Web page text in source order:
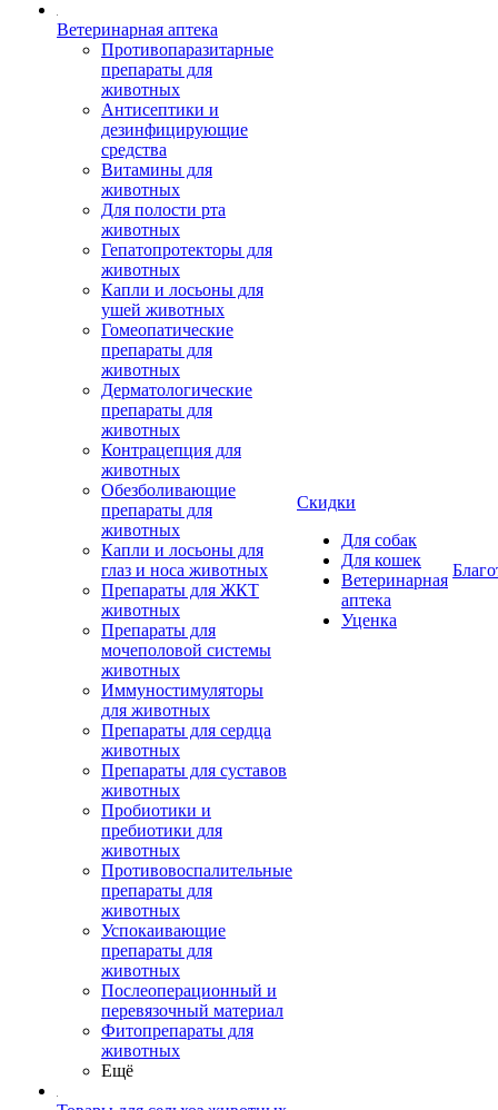
Ветеринарная аптека
Противопаразитарные
препараты для
животных
Антисептики и
дезинфицирующие
средства
Витамины для
животных
Для полости рта
животных
Гепатопротекторы для
животных
Капли и лосьоны для
ушей животных
Гомеопатические
препараты для
животных
Дерматологические
препараты для
животных
Контрацепция для
животных
Обезболивающие
препараты для
животных
Капли и лосьоны для
глаз и носа животных
Препараты для ЖКТ
животных
Препараты для
мочеполовой системы
животных
Иммуностимуляторы
для животных
Препараты для сердца
животных
Препараты для суставов
животных
Пробиотики и
пребиотики для
животных
Противовоспалительные
препараты для
животных
Успокаивающие
препараты для
животных
Послеоперационный и
перевязочный материал
Фитопрепараты для
животных
Ещё
Скидки
Для собак
Для кошек
Ветеринарная
аптека
Уценка